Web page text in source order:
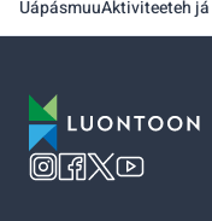
UápásmuuAktiviteeteh